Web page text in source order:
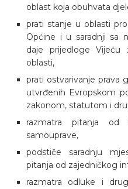
oblast koja obuhvata
prati stanje u oblasti
Općine i u saradnji sa
daje prijedloge
oblasti,
prati ostvarivanje prava
utvrđenih Evropskom
zakonom, statutom i
razmatra pitanja od
samouprave,
podstiče saradnju
pitanja od zajedničkog
razmatra odluke i